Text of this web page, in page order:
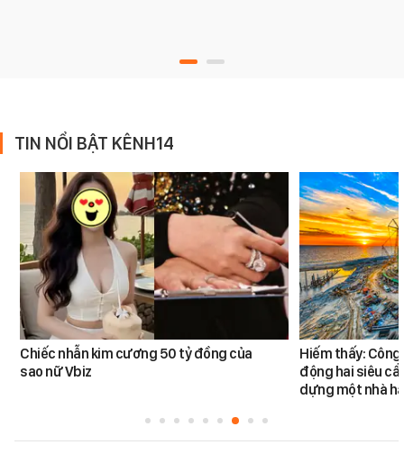
TIN NỔI BẬT KÊNH14
Chiếc nhẫn kim cương 50 tỷ đồng của
sao nữ Vbiz
Hiếm thấy:
động hai siêu
dựng một nhà